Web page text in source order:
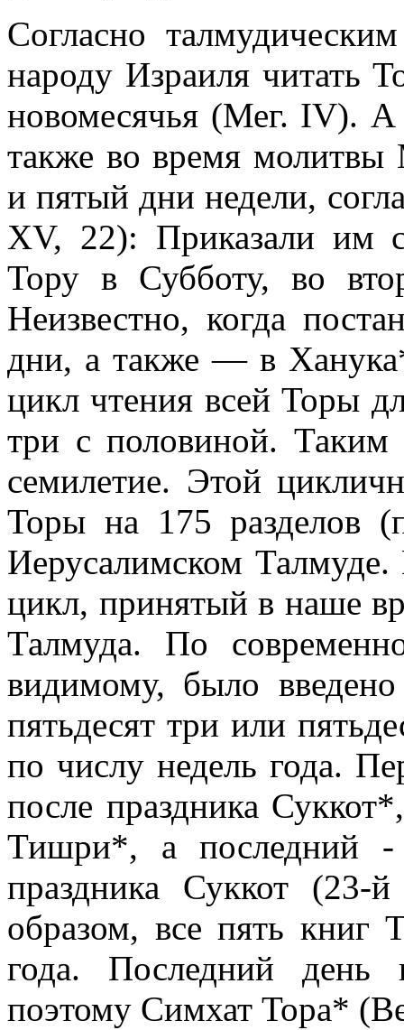
Согласно
народу Израиля читать
новомесячья (Мег. IV). А
также во время
и пятый дни недели,
XV, 22): Приказали им
Тору в Субботу, во
Неизвестно, когда
дни, а также — в
цикл чтения всей Торы
три с половиной. Таким
семилетие. Этой
Торы на 175 разделов
Иерусалимском Талмуде.
цикл, принятый в наше
Талмуда. По
видимому, было
пятьдесят три или
по числу недель года.
после праздника
Тишри*, а последний -
праздника Суккот
образом, все пять книг
года. Последний день
поэтому Симхат Тора*